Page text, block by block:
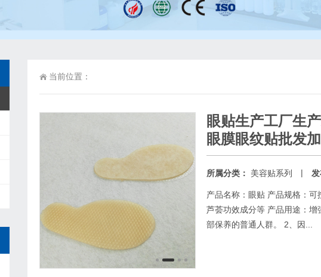
当前位置：
眼贴生产工厂生
眼膜眼纹贴批发
所属分类： 美容贴系列 |
产品名称：眼贴 产品规格：可
芦荟功效成分等 产品用途：
部保养的普通人群。 2、因...